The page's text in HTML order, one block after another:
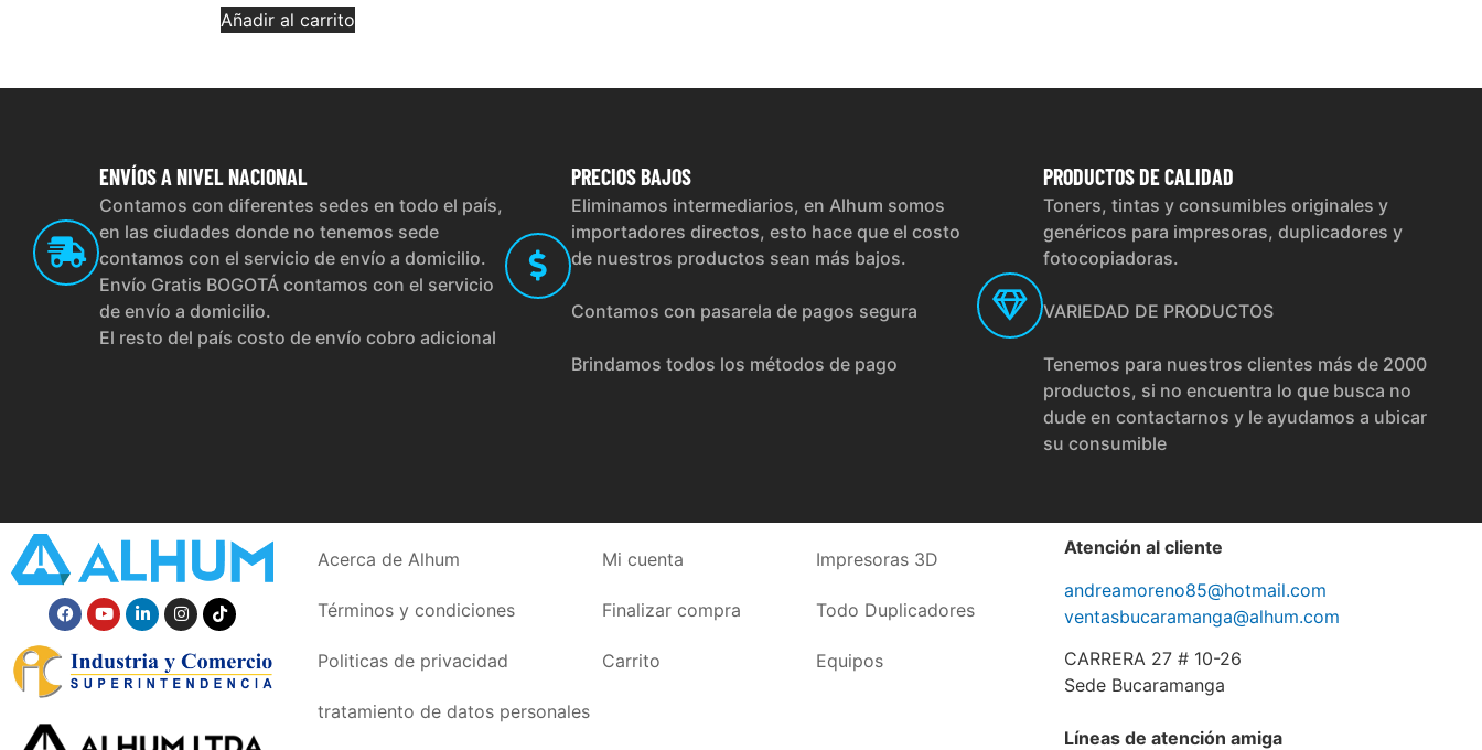
Añadir al carrito
ENVÍOSA NIVEL NACIONAL
Contamos con diferentes sedes en todo el país,
en las ciudades donde no tenemos sede
contamos con el servicio de envío a domicilio.
Envío Gratis BOGOTÁ contamos con el servicio
de envío a domicilio.
El resto del país costo de envío cobro adicional
PRECIOSBAJOS
Eliminamos intermediarios, en Alhum somos
importadores directos, esto hace que el costo
de nuestros productos sean más bajos.
Contamos con pasarela de pagos segura
Brindamos todos los métodos de pago
PRODUCTOSDE CALIDAD
Toners, tintas y consumibles originales y
genéricos para impresoras, duplicadores y
fotocopiadoras.
VARIEDAD DE PRODUCTOS
Tenemos para nuestros clientes más de 2000
productos, si no encuentra lo que busca no
dude en contactarnos y le ayudamos a ubicar
su consumible
Acerca de Alhum
Términos y condiciones
Politicas de privacidad
tratamiento de datos personales
Mi cuenta
Finalizar compra
Carrito
Impresoras 3D
Todo Duplicadores
Equipos
Atención al cliente
andreamoreno85@hotmail.com
ventasbucaramanga@alhum.com
CARRERA 27 # 10-26
Sede Bucaramanga
Líneas de atención amiga